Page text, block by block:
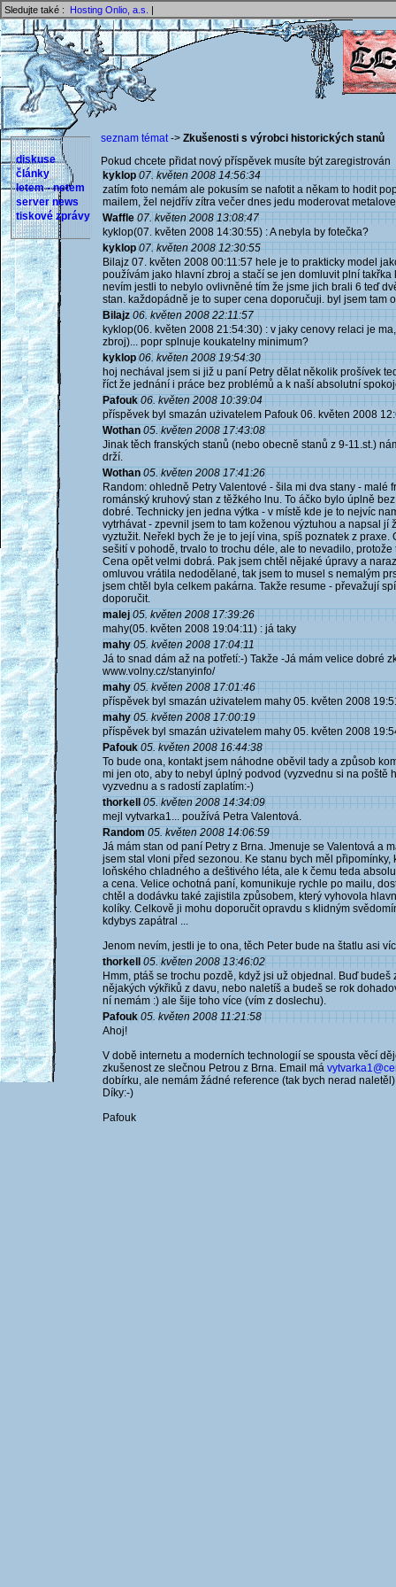
Sledujte také : Hosting Onlio, a.s. |
diskuse
články
letem - netem
server news
tiskové zprávy
seznam témat-> Zkušenosti s výrobci historických stanů
Pokud chcete přidat nový příspěvek musíte být
kyklop 07. květen 2008 14:56:34
zatím foto nemám ale pokusím se nafotit a někam to hodit
mailem, žel nejdřív zítra večer dnes jedu moderovat
Waffle 07. květen 2008 13:08:47
kyklop(07. květen 2008 14:30:55) : A nebyla by fotečka?
kyklop 07. květen 2008 12:30:55
Bilajz 07. květen 2008 00:11:57 hele je to prakticky model
používám jako hlavní zbroj a stačí se jen domluvit plní
nevím jestli to nebylo ovlivněné tím že jsme jich brali 6 teď
stan. každopádně je to super cena doporučuji. byl jsem tam
Bilajz 06. květen 2008 22:11:57
kyklop(06. květen 2008 21:54:30) : v jaky cenovy relaci je
zbroj)... popr splnuje koukatelny minimum?
kyklop 06. květen 2008 19:54:30
hoj nechával jsem si již u paní Petry dělat několik prošívek
říct že jednání i práce bez problémů a k naší absolutní
Pafouk 06. květen 2008 10:39:04
příspěvek byl smazán użivatelem Pafouk 06. květen 2008
Wothan 05. květen 2008 17:43:08
Jinak těch franských stanů (nebo obecně stanů z 9-11.st.)
drží.
Wothan 05. květen 2008 17:41:26
Random: ohledně Petry Valentové - šila mi dva stany - malé
románský kruhový stan z těžkého lnu. To áčko bylo úplně
dobré. Technicky jen jedna výtka - v místě kde je to nejvíc
vytrhávat - zpevnil jsem to tam koženou výztuhou a napsal jí
vyztužit. Neřekl bych že je to její vina, spíš poznatek z
sešití v pohodě, trvalo to trochu déle, ale to nevadilo,
Cena opět velmi dobrá. Pak jsem chtěl nějaké úpravy a
omluvou vrátila nedodělané, tak jsem to musel s nemalým
jsem chtěl byla celkem pakárna. Takže resume - převažují
doporučit.
malej 05. květen 2008 17:39:26
mahy(05. květen 2008 19:04:11) : já taky
mahy 05. květen 2008 17:04:11
Já to snad dám až na potřetí:-) Takže -Já mám velice dobré
www.volny.cz/stanyinfo/
mahy 05. květen 2008 17:01:46
příspěvek byl smazán użivatelem mahy 05. květen 2008
mahy 05. květen 2008 17:00:19
příspěvek byl smazán użivatelem mahy 05. květen 2008
Pafouk 05. květen 2008 16:44:38
To bude ona, kontakt jsem náhodne oběvil tady a způsob
mi jen oto, aby to nebyl úplný podvod (vyzvednu si na
vyzvednu a s radostí zaplatím:-)
thorkell 05. květen 2008 14:34:09
mejl vytvarka1... používá Petra Valentová.
Random 05. květen 2008 14:06:59
Já mám stan od paní Petry z Brna. Jmenuje se Valentová a
jsem stal vloni před sezonou. Ke stanu bych měl
loňského chladného a deštivého léta, ale k čemu teda
a cena. Velice ochotná paní, komunikuje rychle po mailu,
chtěl a dodávku také zajistila způsobem, který vyhovola
kolíky. Celkově ji mohu doporučit opravdu s klidným
kdybys zapátral ...
Jenom nevím, jestli je to ona, těch Peter bude na štatlu asi
thorkell 05. květen 2008 13:46:02
Hmm, ptáš se trochu pozdě, když jsi už objednal. Buď
nějakých výkřiků z davu, nebo naletíš a budeš se rok
ní nemám :) ale šije toho více (vím z doslechu).
Pafouk 05. květen 2008 11:21:58
Ahoj!
V době internetu a moderních technologií se spousta věcí
zkušenost ze slečnou Petrou z Brna. Email má
dobírku, ale nemám žádné reference (tak bych nerad
Díky:-)
Pafouk